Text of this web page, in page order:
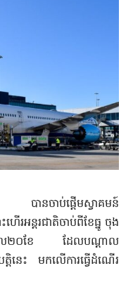
បានចាប់ផ្តើមស្វាគមន៍
រអន្តរជាតិចាប់ពីខែធ្នូ ចុង
េល២០ខែ ដែលបណ្តាល
នេះ មកលើការធ្វើដំណើរ